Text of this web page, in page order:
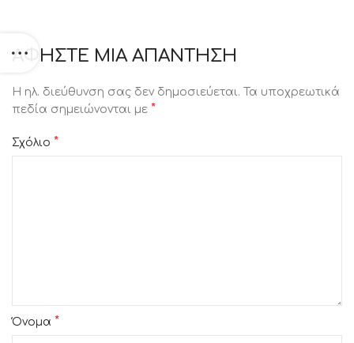
ΑΦΉΣΤΕ ΜΙΑ ΑΠΆΝΤΗΣΗ
Η ηλ. διεύθυνση σας δεν δημοσιεύεται.
Τα υποχρεωτικά
πεδία σημειώνονται με *
Σχόλιο *
Όνομα *